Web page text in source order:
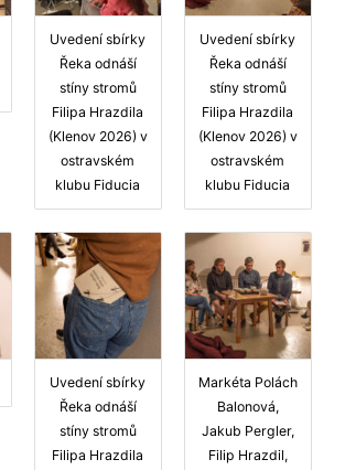
Uvedení sbírky
Řeka odnáší
stíny stromů
Filipa Hrazdila
(Klenov 2026) v
ostravském
klubu Fiducia
Uvedení sbírky
Řeka odnáší
stíny stromů
Filipa Hrazdila
(Klenov 2026) v
ostravském
klubu Fiducia
Uvedení sbírky
Řeka odnáší
stíny stromů
Filipa Hrazdila
Markéta Polách
Balonová,
Jakub Pergler,
Filip Hrazdil,